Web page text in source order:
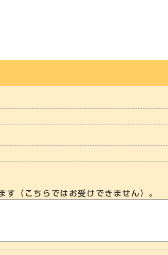
す（こちらではお受けできません）。